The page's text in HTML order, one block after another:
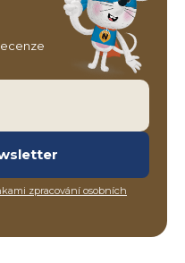
zpracování osobních